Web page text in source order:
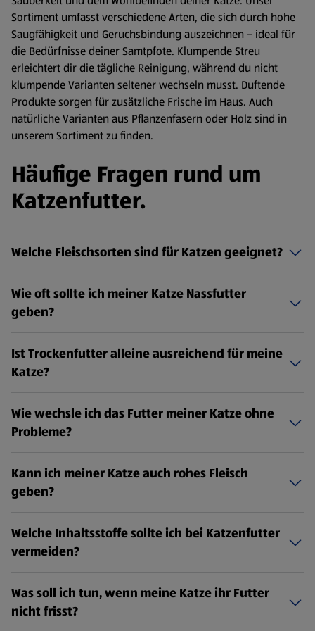
Sortiment umfasst verschiedene Arten, die sich durch hohe
Saugfähigkeit und Geruchsbindung auszeichnen – ideal für
die Bedürfnisse deiner Samtpfote. Klumpende Streu
erleichtert dir die tägliche Reinigung, während du nicht
klumpende Varianten seltener wechseln musst. Duftende
Produkte sorgen für zusätzliche Frische im Haus. Auch
natürliche Varianten aus Pflanzenfasern oder Holz sind in
unserem Sortiment zu finden.
Häufige Fragen rund um
Katzenfutter.
Welche Fleischsorten sind für Katzen geeignet?
Wie oft sollte ich meiner Katze Nassfutter
geben?
Ist Trockenfutter alleine ausreichend für meine
Katze?
Wie wechsle ich das Futter meiner Katze ohne
Probleme?
Kann ich meiner Katze auch rohes Fleisch
geben?
Welche Inhaltsstoffe sollte ich bei Katzenfutter
vermeiden?
Was soll ich tun, wenn meine Katze ihr Futter
nicht frisst?